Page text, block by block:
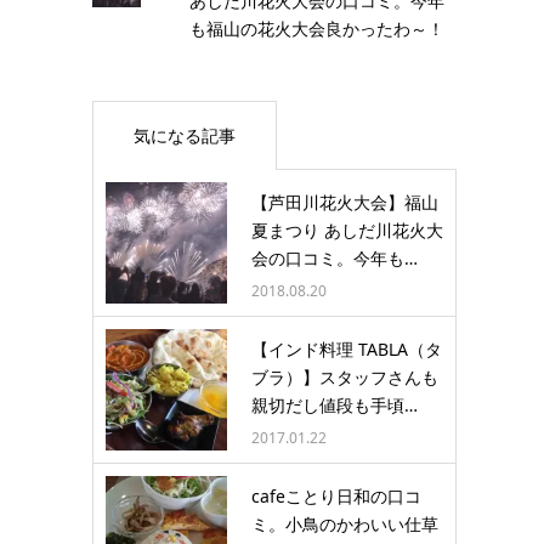
も福山の花火大会良かったわ～！
気になる記事
【芦田川花火大会】福山
夏まつり あしだ川花火大
会の口コミ。今年も…
2018.08.20
【インド料理 TABLA（タ
ブラ）】スタッフさんも
親切だし値段も手頃…
2017.01.22
cafeことり日和の口コ
ミ。小鳥のかわいい仕草